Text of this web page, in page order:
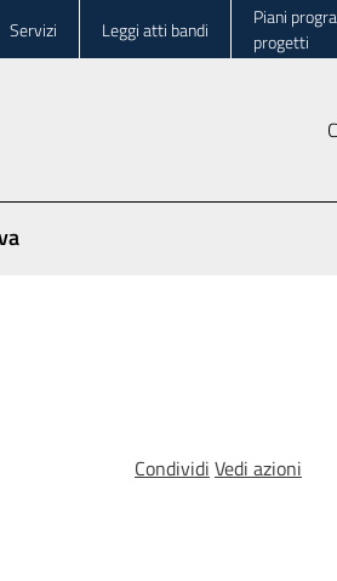
Servizi Leggi atti bandi
Piani
progetti
Condividi Vedi azioni